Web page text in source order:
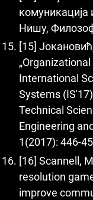
комуникација
Нишу,
[15]
International
Systems
Technical
Engineering
1(2017): 446-
[16] Scannell,
resolution
improve